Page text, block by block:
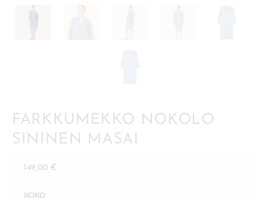
FARKKUMEKKO NOKOLO
SININEN MASAI
149,00 €
KOKO